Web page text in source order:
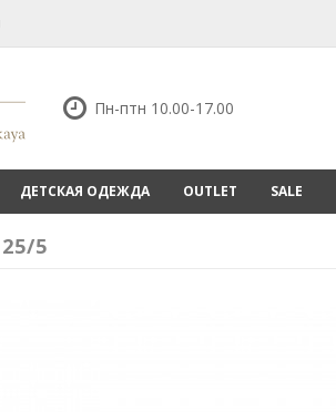
Пн-птн 10.00-17.00
ДЕТСКАЯ ОДЕЖДА OUTLET SALE
5